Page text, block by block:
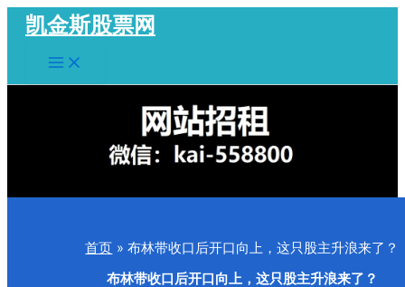
容
凯金斯股票网
Main
Menu
首页 布林带收口后开口向上，这只股主升浪来了？
布林带收口后开口向上，这只股主升浪来了？